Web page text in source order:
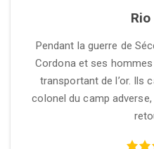
Pendant la guerre de
Cordona et ses
transportant de l’or. Ils
colonel du camp